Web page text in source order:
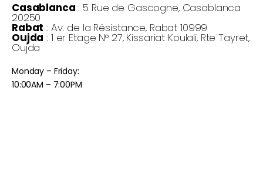
Casablanca : 5 Rue de Gascogne, Casablanca
20250
Rabat : Av. de la Résistance, Rabat 10999
Oujda : 1 er Etage N° 27, Kissariat Koulali, Rte Tayret,
Oujda
Monday – Friday:
10:00AM – 7:00PM